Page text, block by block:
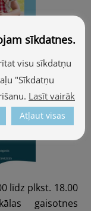
līdz plkst. 18.00
gaisotnes
sīkdatnes.
visu sīkdatņu
"Sīkdatņu
Lasīt vairāk
Atļaut visas